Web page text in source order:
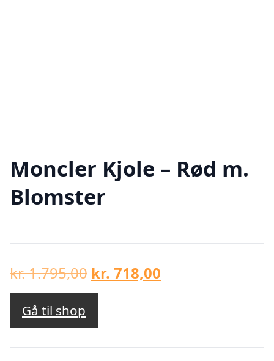
Moncler Kjole – Rød m.
Blomster
kr.1.795,00 Den
oprindelige
var:
kr. 1.795,00.
kr. 718,00
kr. 718,00.
Gå til shop